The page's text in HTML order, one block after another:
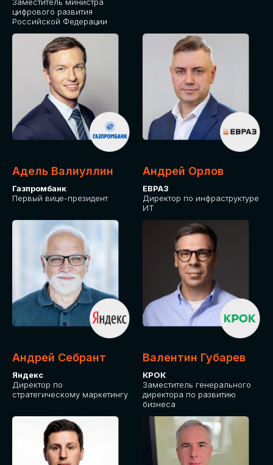
цифрового развития
Российской Федерации
Адель Валиуллин
Газпромбанк
Первый вице-президент
Андрей Орлов
ЕВРАЗ
Директор по инфраструктуре
ИТ
Андрей Себрант
Яндекс
Директор по
стратегическому маркетингу
Валентин Губарев
КРОК
Заместитель генерального
директора по развитию
бизнеса